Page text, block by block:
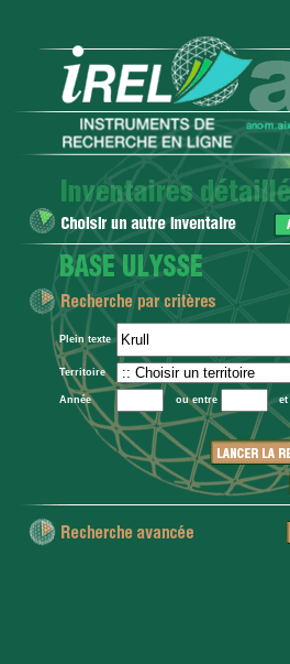
Plein texte
Territoire
Année ou entre et